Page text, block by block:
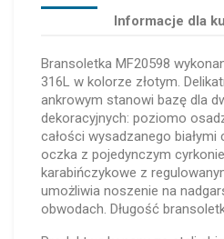
Informacje dla
Bransoletka MF20598
316L w kolorze złotym.
ankrowym stanowi bazę dla
dekoracyjnych: poziomo
całości wysadzanego białymi
oczka z pojedynczym
karabińczykowe z
umożliwia noszenie na
obwodach. Długość